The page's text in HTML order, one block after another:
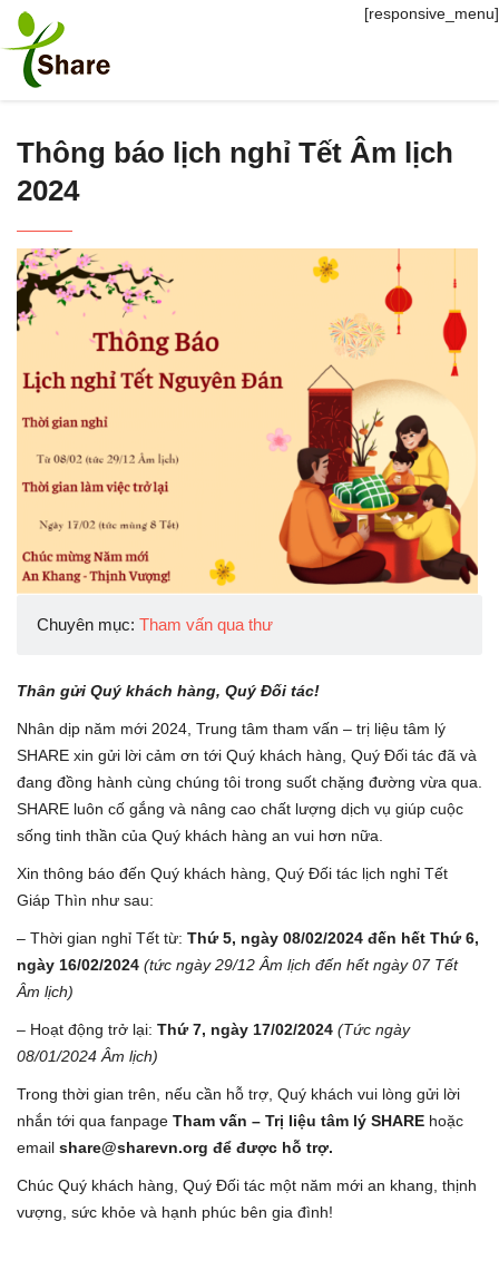
[responsive_menu]
Thông báo lịch nghỉ Tết Âm lịch
2024
Chuyên mục: Tham vấn qua thư
Thân gửi Quý khách hàng, Quý Đối tác!
Nhân dịp năm mới 2024, Trung tâm tham vấn – trị liệu tâm lý
SHARE xin gửi lời cảm ơn tới Quý khách hàng, Quý Đối tác đã và
đang đồng hành cùng chúng tôi trong suốt chặng đường vừa qua.
SHARE luôn cố gắng và nâng cao chất lượng dịch vụ giúp cuộc
sống tinh thần của Quý khách hàng an vui hơn nữa.
Xin thông báo đến Quý khách hàng, Quý Đối tác lịch nghỉ Tết
Giáp Thìn như sau:
– Thời gian nghỉ Tết từ: Thứ 5, ngày 08/02/2024 đến hết Thứ 6,
ngày 16/02/2024 (tức ngày 29/12 Âm lịch đến hết ngày 07 Tết
Âm lịch)
– Hoạt động trở lại: Thứ 7, ngày 17/02/2024 (Tức ngày
08/01/2024 Âm lịch)
Trong thời gian trên, nếu cần hỗ trợ, Quý khách vui lòng gửi lời
nhắn tới qua fanpage Tham vấn – Trị liệu tâm lý SHARE hoặc
email share@sharevn.org để được hỗ trợ.
Chúc Quý khách hàng, Quý Đối tác một năm mới an khang, thịnh
vượng, sức khỏe và hạnh phúc bên gia đình!